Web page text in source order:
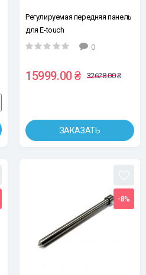
Регулируемая передняя панель
для E-touch
0
15999.00 ₴ 32628.00 ₴
ЗАКАЗАТЬ
-8%